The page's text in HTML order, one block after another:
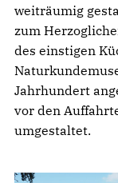
weiträumig
zum
des einstigen
Jahrhundert
vor den
umgestaltet.